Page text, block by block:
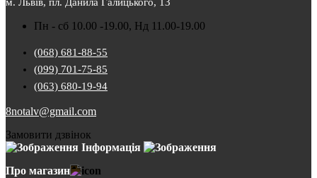
м. Львів, пл. Данила Галицького, 13
Пн - сб 10.00 -19.00, Нд 11.00-19.00
(068) 681-88-55
(099) 701-75-85
(063) 680-19-94
8notalv@gmail.com
Замовити дзвінок
Інформація
Про магазин